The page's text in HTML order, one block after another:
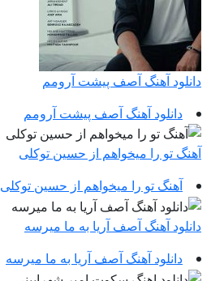
دانلود آهنگ آصف پیشت آرومم
دانلود آهنگ آصف پیشت آرومم
آهنگ تو را میخواهم از حسین توکلی
آهنگ تو را میخواهم از حسین توکلی
دانلود آهنگ آصف آریا به ما میرسه
دانلود آهنگ آصف آریا به ما میرسه